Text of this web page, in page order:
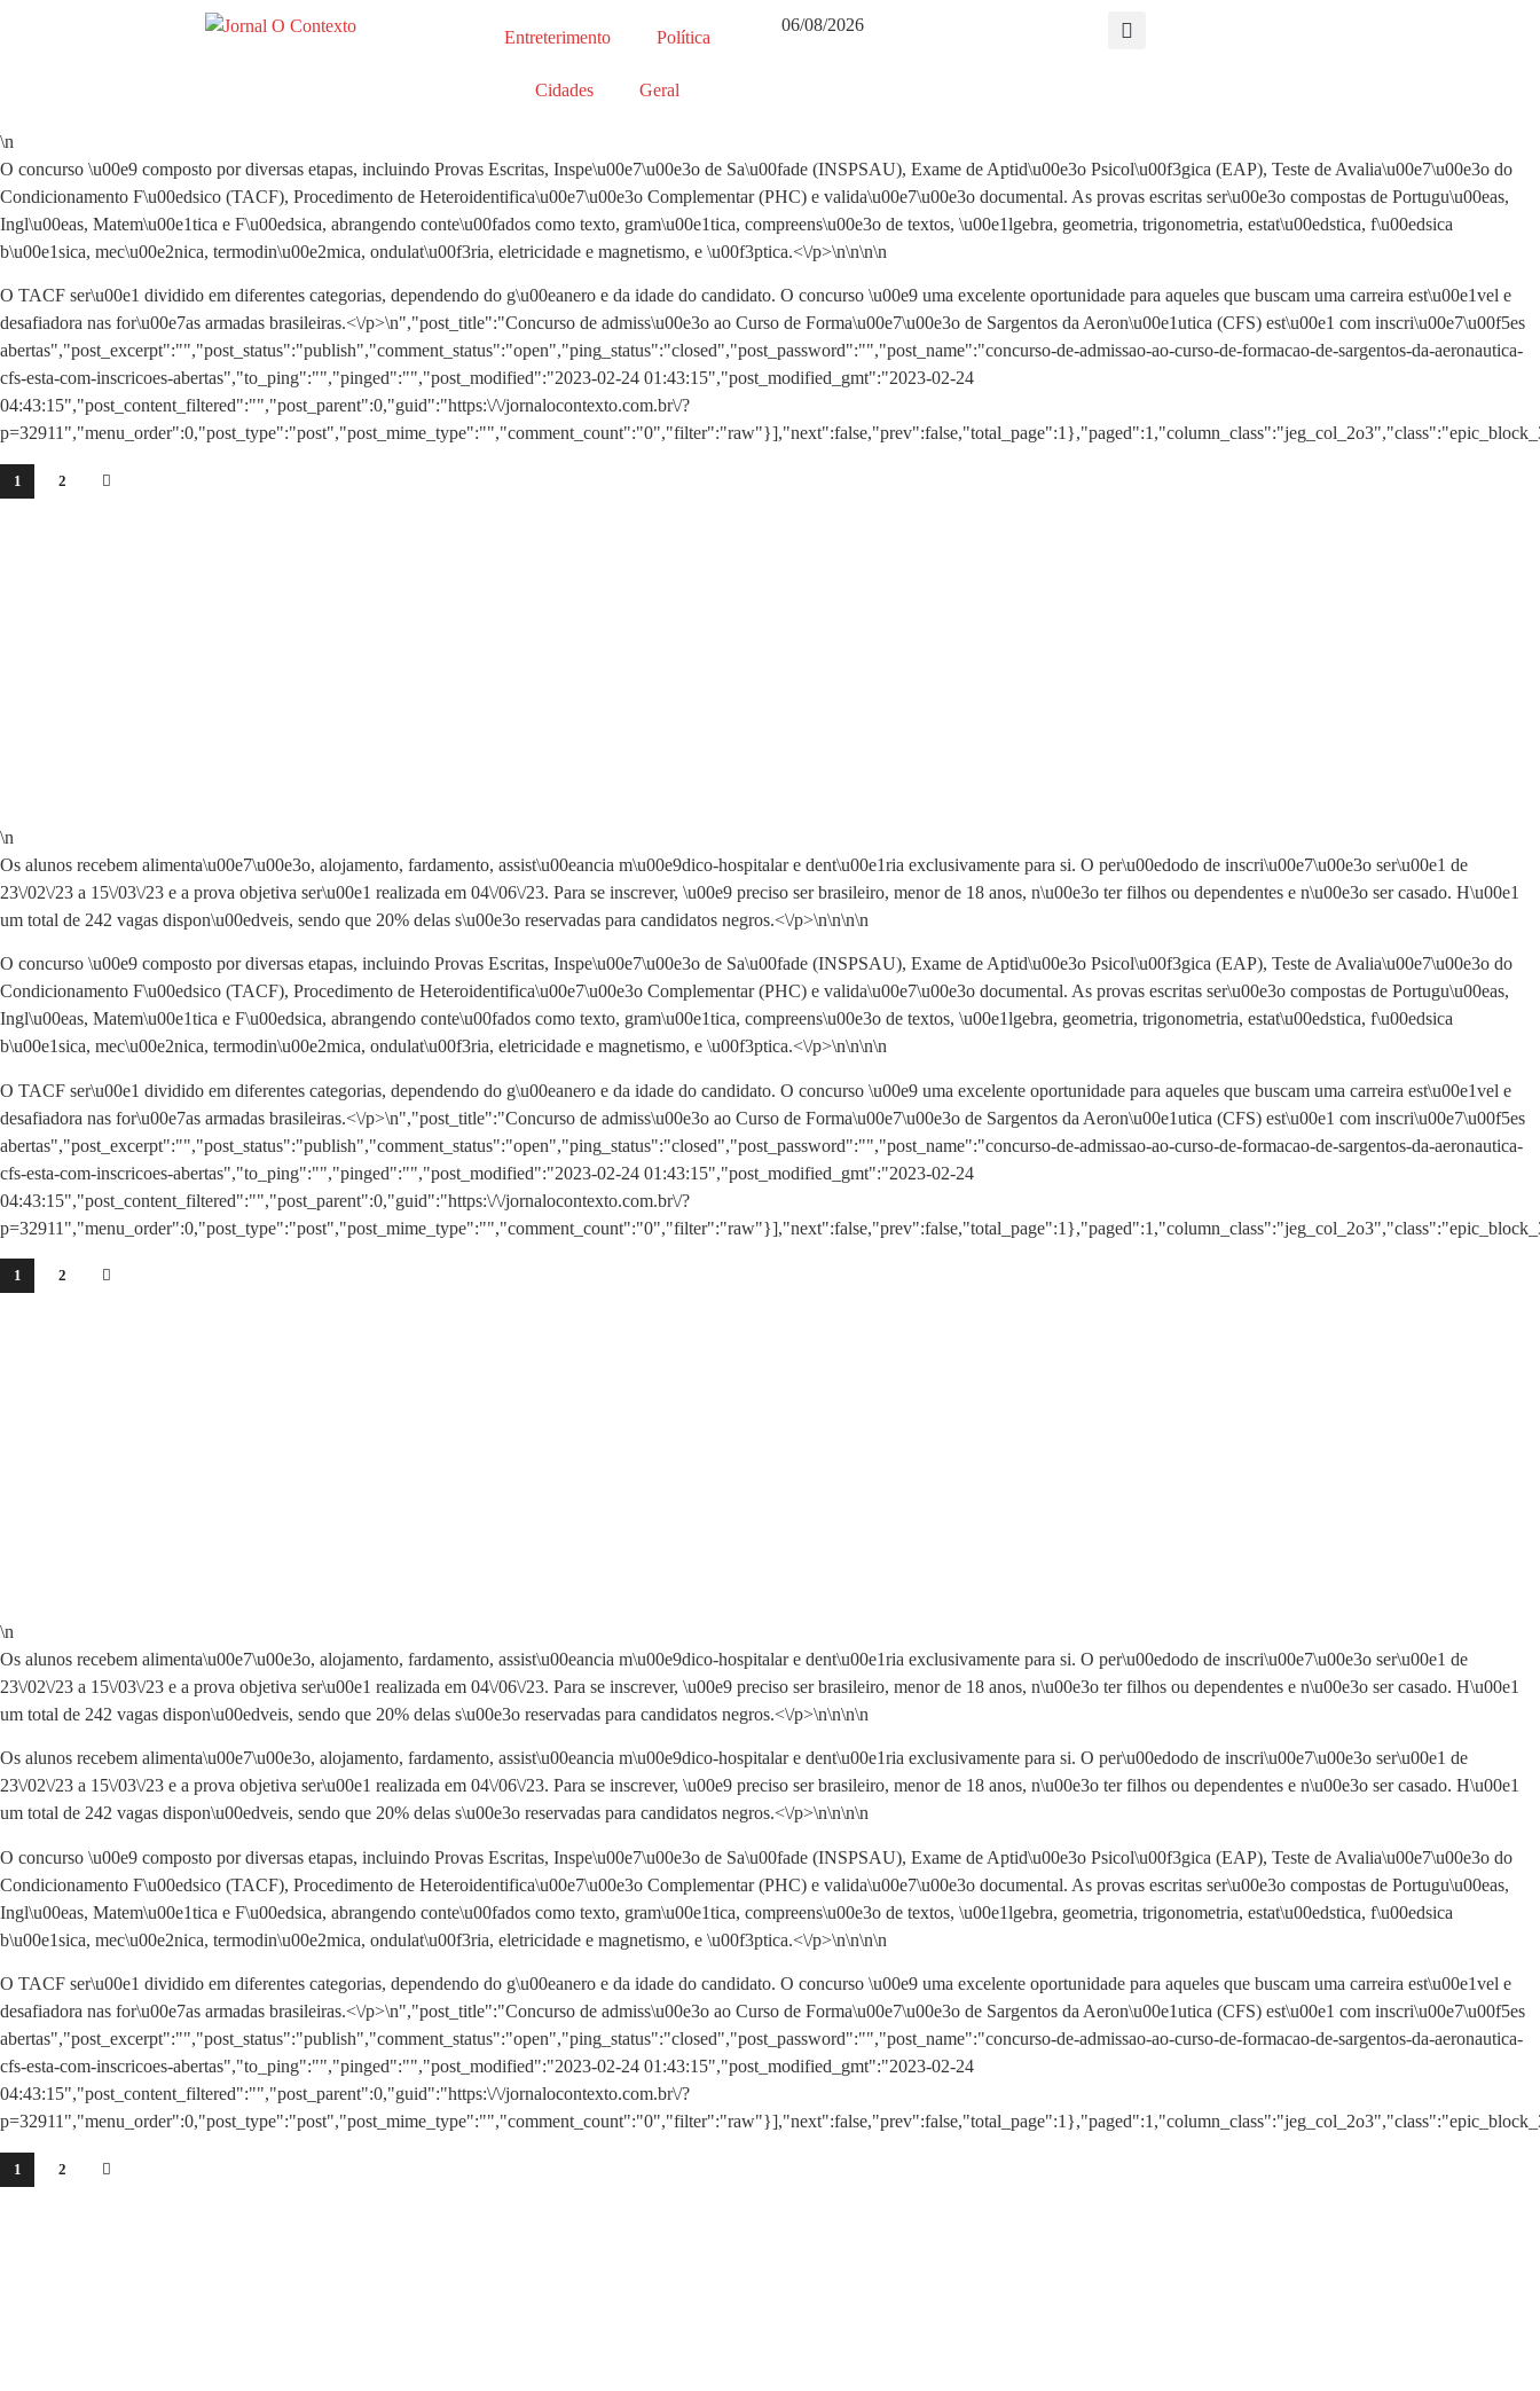
Entreterimento Política
Cidades Geral
06/08/2026
\n
O concurso \u00e9 composto por diversas etapas, incluindo Provas Escritas, Inspe\u00e7\u00e3o de Sa\u00fade (INSPSAU), Exame de Aptid\u00e3o Psicol\u00f3gica (EAP), Teste de Avalia\u00e7\u00e3o do
Condicionamento F\u00edsico (TACF), Procedimento de Heteroidentifica\u00e7\u00e3o Complementar (PHC) e valida\u00e7\u00e3o documental. As provas escritas ser\u00e3o compostas de Portugu\u00eas,
Ingl\u00eas, Matem\u00e1tica e F\u00edsica, abrangendo conte\u00fados como texto, gram\u00e1tica, compreens\u00e3o de textos, \u00e1lgebra, geometria, trigonometria, estat\u00edstica, f\u00edsica
b\u00e1sica, mec\u00e2nica, termodin\u00e2mica, ondulat\u00f3ria, eletricidade e magnetismo, e \u00f3ptica.<\/p>\n\n\n\n
O TACF ser\u00e1 dividido em diferentes categorias, dependendo do g\u00eanero e da idade do candidato. O concurso \u00e9 uma excelente oportunidade para aqueles que buscam uma carreira est\u00e1vel e
desafiadora nas for\u00e7as armadas brasileiras.<\/p>\n","post_title":"Concurso de admiss\u00e3o ao Curso de Forma\u00e7\u00e3o de Sargentos da Aeron\u00e1utica (CFS) est\u00e1 com inscri\u00e7\u00f5es
abertas","post_excerpt":"","post_status":"publish","comment_status":"open","ping_status":"closed","post_password":"","post_name":"concurso-de-admissao-ao-curso-de-formacao-de-sargentos-da-aeronautica-
cfs-esta-com-inscricoes-abertas","to_ping":"","pinged":"","post_modified":"2023-02-24 01:43:15","post_modified_gmt":"2023-02-24
04:43:15","post_content_filtered":"","post_parent":0,"guid":"https:\/\/jornalocontexto.com.br\/?
1 2
\n
Os alunos recebem alimenta\u00e7\u00e3o, alojamento, fardamento, assist\u00eancia m\u00e9dico-hospitalar e dent\u00e1ria exclusivamente para si. O per\u00edodo de inscri\u00e7\u00e3o ser\u00e1 de
23\/02\/23 a 15\/03\/23 e a prova objetiva ser\u00e1 realizada em 04\/06\/23. Para se inscrever, \u00e9 preciso ser brasileiro, menor de 18 anos, n\u00e3o ter filhos ou dependentes e n\u00e3o ser casado. H\u00e1
um total de 242 vagas dispon\u00edveis, sendo que 20% delas s\u00e3o reservadas para candidatos negros.<\/p>\n\n\n\n
O concurso \u00e9 composto por diversas etapas, incluindo Provas Escritas, Inspe\u00e7\u00e3o de Sa\u00fade (INSPSAU), Exame de Aptid\u00e3o Psicol\u00f3gica (EAP), Teste de Avalia\u00e7\u00e3o do
Condicionamento F\u00edsico (TACF), Procedimento de Heteroidentifica\u00e7\u00e3o Complementar (PHC) e valida\u00e7\u00e3o documental. As provas escritas ser\u00e3o compostas de Portugu\u00eas,
Ingl\u00eas, Matem\u00e1tica e F\u00edsica, abrangendo conte\u00fados como texto, gram\u00e1tica, compreens\u00e3o de textos, \u00e1lgebra, geometria, trigonometria, estat\u00edstica, f\u00edsica
b\u00e1sica, mec\u00e2nica, termodin\u00e2mica, ondulat\u00f3ria, eletricidade e magnetismo, e \u00f3ptica.<\/p>\n\n\n\n
O TACF ser\u00e1 dividido em diferentes categorias, dependendo do g\u00eanero e da idade do candidato. O concurso \u00e9 uma excelente oportunidade para aqueles que buscam uma carreira est\u00e1vel e
desafiadora nas for\u00e7as armadas brasileiras.<\/p>\n","post_title":"Concurso de admiss\u00e3o ao Curso de Forma\u00e7\u00e3o de Sargentos da Aeron\u00e1utica (CFS) est\u00e1 com inscri\u00e7\u00f5es
abertas","post_excerpt":"","post_status":"publish","comment_status":"open","ping_status":"closed","post_password":"","post_name":"concurso-de-admissao-ao-curso-de-formacao-de-sargentos-da-aeronautica-
cfs-esta-com-inscricoes-abertas","to_ping":"","pinged":"","post_modified":"2023-02-24 01:43:15","post_modified_gmt":"2023-02-24
04:43:15","post_content_filtered":"","post_parent":0,"guid":"https:\/\/jornalocontexto.com.br\/?
1 2
\n
Os alunos recebem alimenta\u00e7\u00e3o, alojamento, fardamento, assist\u00eancia m\u00e9dico-hospitalar e dent\u00e1ria exclusivamente para si. O per\u00edodo de inscri\u00e7\u00e3o ser\u00e1 de
23\/02\/23 a 15\/03\/23 e a prova objetiva ser\u00e1 realizada em 04\/06\/23. Para se inscrever, \u00e9 preciso ser brasileiro, menor de 18 anos, n\u00e3o ter filhos ou dependentes e n\u00e3o ser casado. H\u00e1
um total de 242 vagas dispon\u00edveis, sendo que 20% delas s\u00e3o reservadas para candidatos negros.<\/p>\n\n\n\n
Os alunos recebem alimenta\u00e7\u00e3o, alojamento, fardamento, assist\u00eancia m\u00e9dico-hospitalar e dent\u00e1ria exclusivamente para si. O per\u00edodo de inscri\u00e7\u00e3o ser\u00e1 de
23\/02\/23 a 15\/03\/23 e a prova objetiva ser\u00e1 realizada em 04\/06\/23. Para se inscrever, \u00e9 preciso ser brasileiro, menor de 18 anos, n\u00e3o ter filhos ou dependentes e n\u00e3o ser casado. H\u00e1
um total de 242 vagas dispon\u00edveis, sendo que 20% delas s\u00e3o reservadas para candidatos negros.<\/p>\n\n\n\n
O concurso \u00e9 composto por diversas etapas, incluindo Provas Escritas, Inspe\u00e7\u00e3o de Sa\u00fade (INSPSAU), Exame de Aptid\u00e3o Psicol\u00f3gica (EAP), Teste de Avalia\u00e7\u00e3o do
Condicionamento F\u00edsico (TACF), Procedimento de Heteroidentifica\u00e7\u00e3o Complementar (PHC) e valida\u00e7\u00e3o documental. As provas escritas ser\u00e3o compostas de Portugu\u00eas,
Ingl\u00eas, Matem\u00e1tica e F\u00edsica, abrangendo conte\u00fados como texto, gram\u00e1tica, compreens\u00e3o de textos, \u00e1lgebra, geometria, trigonometria, estat\u00edstica, f\u00edsica
b\u00e1sica, mec\u00e2nica, termodin\u00e2mica, ondulat\u00f3ria, eletricidade e magnetismo, e \u00f3ptica.<\/p>\n\n\n\n
O TACF ser\u00e1 dividido em diferentes categorias, dependendo do g\u00eanero e da idade do candidato. O concurso \u00e9 uma excelente oportunidade para aqueles que buscam uma carreira est\u00e1vel e
desafiadora nas for\u00e7as armadas brasileiras.<\/p>\n","post_title":"Concurso de admiss\u00e3o ao Curso de Forma\u00e7\u00e3o de Sargentos da Aeron\u00e1utica (CFS) est\u00e1 com inscri\u00e7\u00f5es
abertas","post_excerpt":"","post_status":"publish","comment_status":"open","ping_status":"closed","post_password":"","post_name":"concurso-de-admissao-ao-curso-de-formacao-de-sargentos-da-aeronautica-
cfs-esta-com-inscricoes-abertas","to_ping":"","pinged":"","post_modified":"2023-02-24 01:43:15","post_modified_gmt":"2023-02-24
04:43:15","post_content_filtered":"","post_parent":0,"guid":"https:\/\/jornalocontexto.com.br\/?
1 2